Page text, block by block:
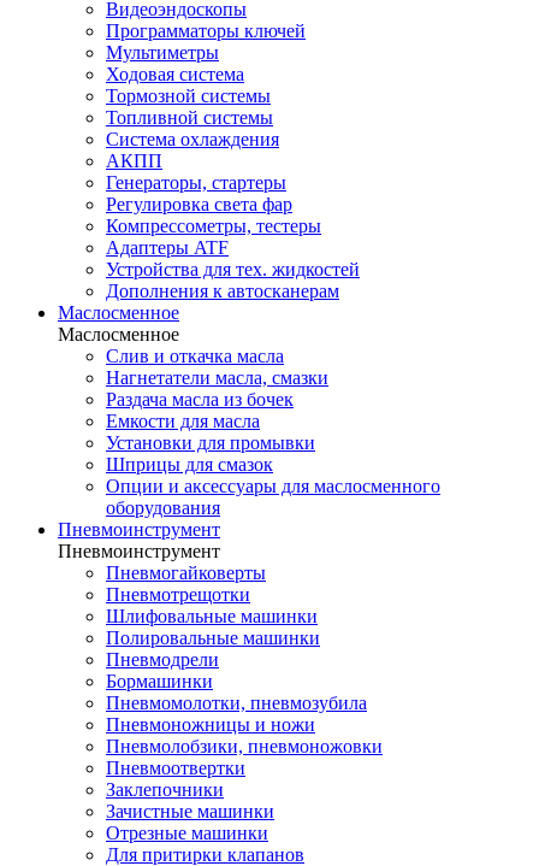
Видеоэндоскопы
Программаторы ключей
Мультиметры
Ходовая система
Тормозной системы
Топливной системы
Система охлаждения
АКПП
Генераторы, стартеры
Регулировка света фар
Компрессометры, тестеры
Адаптеры ATF
Устройства для тех. жидкостей
Дополнения к автосканерам
Маслосменное
Маслосменное
Слив и откачка масла
Нагнетатели масла, смазки
Раздача масла из бочек
Емкости для масла
Установки для промывки
Шприцы для смазок
Опции и аксессуары для маслосменного
оборудования
Пневмоинструмент
Пневмоинструмент
Пневмогайковерты
Пневмотрещотки
Шлифовальные машинки
Полировальные машинки
Пневмодрели
Бормашинки
Пневмомолотки, пневмозубила
Пневмоножницы и ножи
Пневмолобзики, пневмоножовки
Пневмоотвертки
Заклепочники
Зачистные машинки
Отрезные машинки
Для притирки клапанов